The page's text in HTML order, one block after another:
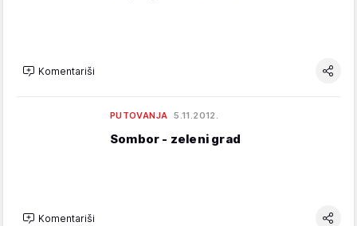
Komentariši
PUTOVANJA 5.11.2012.
Sombor - zeleni grad
Komentariši